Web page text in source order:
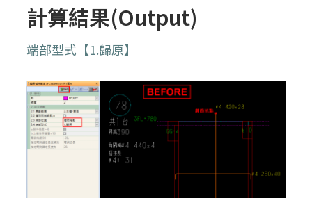
計算結果(Output)
端部型式【1.歸原】